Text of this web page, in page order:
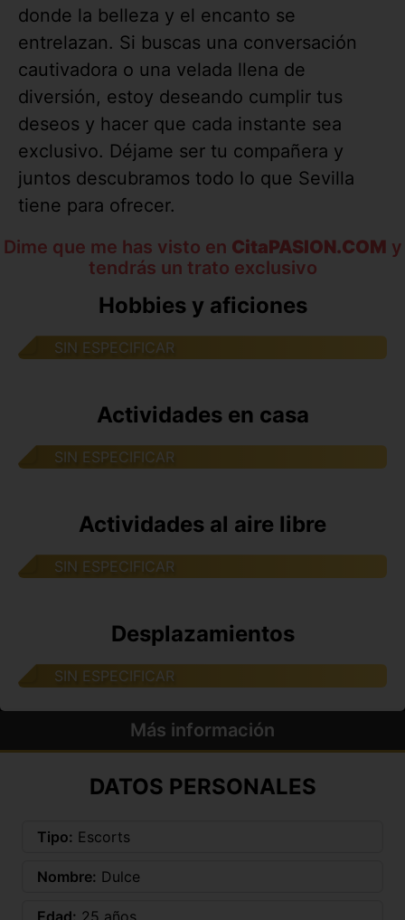
donde la belleza y el encanto se
entrelazan. Si buscas una conversación
cautivadora o una velada llena de
diversión, estoy deseando cumplir tus
deseos y hacer que cada instante sea
exclusivo. Déjame ser tu compañera y
juntos descubramos todo lo que Sevilla
tiene para ofrecer.
Dime que me has visto en CitaPASION.COM y
tendrás un trato exclusivo
Hobbies y aficiones
SIN ESPECIFICAR
Actividades en casa
SIN ESPECIFICAR
Actividades al aire libre
SIN ESPECIFICAR
Desplazamientos
SIN ESPECIFICAR
Más información
DATOS PERSONALES
Tipo: Escorts
Nombre: Dulce